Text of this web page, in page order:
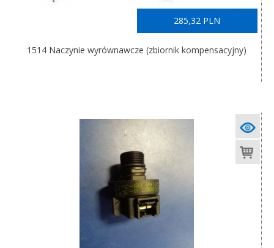
285,32 PLN
1514 Naczynie wyrównawcze (zbiornik kompensacyjny)